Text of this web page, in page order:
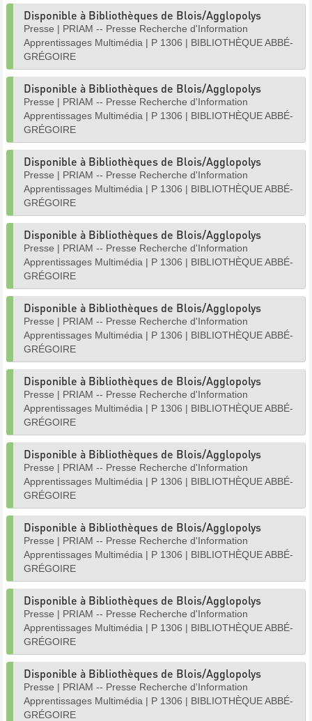
Disponible à Bibliothèques de Blois/Agglopolys
Presse | PRIAM -- Presse Recherche d'Information
Apprentissages Multimédia | P 1306 | BIBLIOTHÈQUE ABBÉ-
GRÉGOIRE
Disponible à Bibliothèques de Blois/Agglopolys
Presse | PRIAM -- Presse Recherche d'Information
Apprentissages Multimédia | P 1306 | BIBLIOTHÈQUE ABBÉ-
GRÉGOIRE
Disponible à Bibliothèques de Blois/Agglopolys
Presse | PRIAM -- Presse Recherche d'Information
Apprentissages Multimédia | P 1306 | BIBLIOTHÈQUE ABBÉ-
GRÉGOIRE
Disponible à Bibliothèques de Blois/Agglopolys
Presse | PRIAM -- Presse Recherche d'Information
Apprentissages Multimédia | P 1306 | BIBLIOTHÈQUE ABBÉ-
GRÉGOIRE
Disponible à Bibliothèques de Blois/Agglopolys
Presse | PRIAM -- Presse Recherche d'Information
Apprentissages Multimédia | P 1306 | BIBLIOTHÈQUE ABBÉ-
GRÉGOIRE
Disponible à Bibliothèques de Blois/Agglopolys
Presse | PRIAM -- Presse Recherche d'Information
Apprentissages Multimédia | P 1306 | BIBLIOTHÈQUE ABBÉ-
GRÉGOIRE
Disponible à Bibliothèques de Blois/Agglopolys
Presse | PRIAM -- Presse Recherche d'Information
Apprentissages Multimédia | P 1306 | BIBLIOTHÈQUE ABBÉ-
GRÉGOIRE
Disponible à Bibliothèques de Blois/Agglopolys
Presse | PRIAM -- Presse Recherche d'Information
Apprentissages Multimédia | P 1306 | BIBLIOTHÈQUE ABBÉ-
GRÉGOIRE
Disponible à Bibliothèques de Blois/Agglopolys
Presse | PRIAM -- Presse Recherche d'Information
Apprentissages Multimédia | P 1306 | BIBLIOTHÈQUE ABBÉ-
GRÉGOIRE
Disponible à Bibliothèques de Blois/Agglopolys
Presse | PRIAM -- Presse Recherche d'Information
Apprentissages Multimédia | P 1306 | BIBLIOTHÈQUE ABBÉ-
GRÉGOIRE